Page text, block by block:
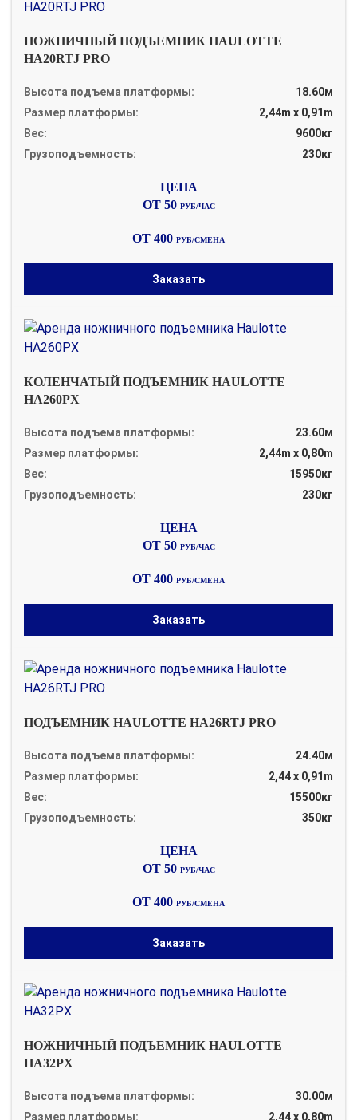
НОЖНИЧНЫЙ ПОДЪЕМНИК HAULOTTE
HA20RTJ PRO
Высота подъема платформы:
18.60м
Размер платформы:
2,44m x 0,91m
Вес:
9600кг
Грузоподъемность:
230кг
ОТ 50 РУБ/ЧАС
ОТ 400 РУБ/СМЕНА
Заказать
КОЛЕНЧАТЫЙ ПОДЪЕМНИК HAULOTTE
HA260PX
Высота подъема платформы:
23.60м
Размер платформы:
2,44m x 0,80m
Вес:
15950кг
Грузоподъемность:
230кг
ОТ 50 РУБ/ЧАС
ОТ 400 РУБ/СМЕНА
Заказать
ПОДЪЕМНИК HAULOTTE HA26RTJ PRO
Высота подъема платформы:
24.40м
Размер платформы:
2,44 x 0,91m
Вес:
15500кг
Грузоподъемность:
350кг
ОТ 50 РУБ/ЧАС
ОТ 400 РУБ/СМЕНА
Заказать
НОЖНИЧНЫЙ ПОДЪЕМНИК HAULOTTE
HA32PX
Высота подъема платформы:
30.00м
Размер платформы:
2,44 x 0,80m